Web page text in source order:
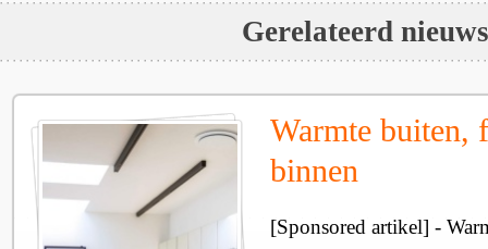
Gerelateerd nieuws
Warmte buiten,
binnen
[Sponsored artikel] -